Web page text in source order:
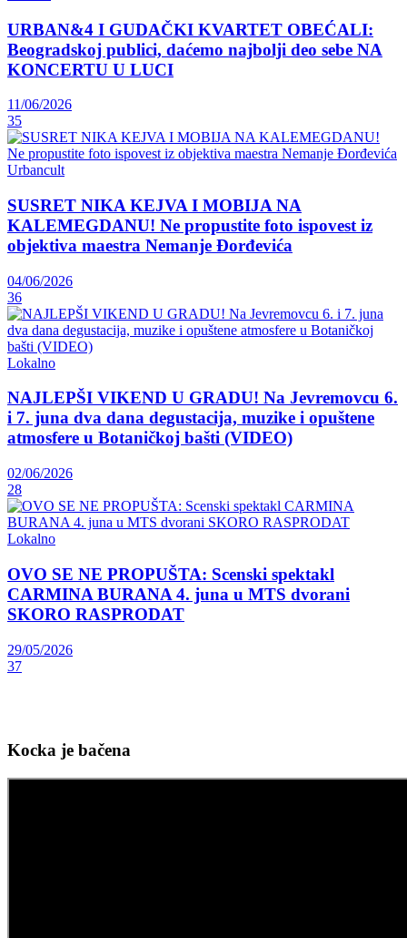
URBAN&4 I GUDAČKI KVARTET OBEĆALI:
Beogradskoj publici, daćemo najbolji deo sebe NA
KONCERTU U LUCI
11/06/2026
35
Urbancult
SUSRET NIKA KEJVA I MOBIJA NA
KALEMEGDANU! Ne propustite foto ispovest iz
objektiva maestra Nemanje Đorđevića
04/06/2026
36
Lokalno
NAJLEPŠI VIKEND U GRADU! Na Jevremovcu 6.
i 7. juna dva dana degustacija, muzike i opuštene
atmosfere u Botaničkoj bašti (VIDEO)
02/06/2026
28
Lokalno
OVO SE NE PROPUŠTA: Scenski spektakl
CARMINA BURANA 4. juna u MTS dvorani
SKORO RASPRODAT
29/05/2026
37
Kocka je bačena